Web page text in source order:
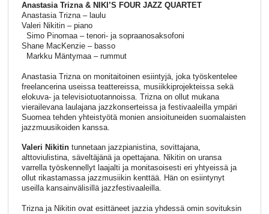
Anastasia Trizna & NIKI’S FOUR JAZZ QUARTET
Anastasia Trizna – laulu
Valeri Nikitin – piano
Simo Pinomaa – tenori- ja sopraanosaksofoni
Shane MacKenzie – basso
Markku Mäntymaa – rummut
Anastasia Trizna on monitaitoinen esiintyjä, joka työskentelee
freelancerina useissa teattereissa, musiikkiprojekteissa sekä
elokuva- ja televisiotuotannoissa. Trizna on ollut mukana
vierailevana laulajana jazzkonserteissa ja festivaaleilla ympäri
Suomea tehden yhteistyötä monien ansioituneiden suomalaisten
jazzmuusikoiden kanssa.
Valeri Nikitintunnetaan jazzpianistina, sovittajana,
alttoviulistina, säveltäjänä ja opettajana. Nikitin on uransa
varrella työskennellyt laajalti ja monitasoisesti eri yhtyeissä ja
ollut rikastamassa jazzmusiikin kenttää. Hän on esiintynyt
useilla kansainvälisillä jazzfestivaaleilla.
Trizna ja Nikitin ovat esittäneet jazzia yhdessä omin sovituksin